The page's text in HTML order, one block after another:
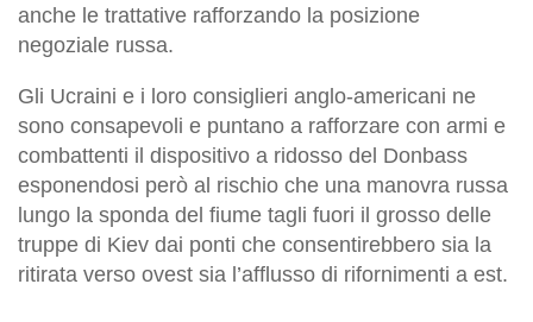
anche le trattative rafforzando la posizione
negoziale russa.
Gli Ucraini e i loro consiglieri anglo-americani ne
sono consapevoli e puntano a rafforzare con armi e
combattenti il dispositivo a ridosso del Donbass
esponendosi però al rischio che una manovra russa
lungo la sponda del fiume tagli fuori il grosso delle
truppe di Kiev dai ponti che consentirebbero sia la
ritirata verso ovest sia l’afflusso di rifornimenti a est.